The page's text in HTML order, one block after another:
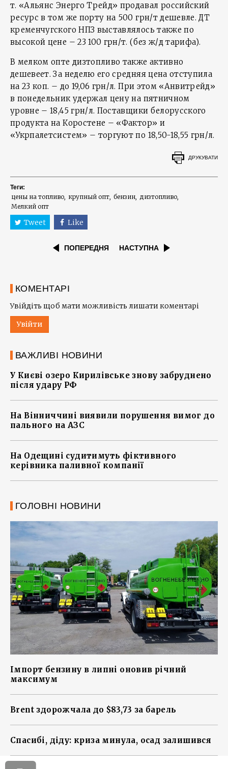
т. «Альянс Энерго Трейд» продавал российский
ресурс в том же порту на 500 грн/т дешевле. ДТ
кременчугского НПЗ выставлялось также по
высокой цене – 23 100 грн/т. (без ж/д тарифа).
В мелком опте дизтопливо также активно
дешевеет. За неделю его средняя цена отступила
на 23 коп. – до 19,06 грн/л. При этом «Анвитрейд»
в понедельник удержал цену на пятничном
уровне – 18,45 грн/л. Поставщики белорусского
продукта на Коростене – «Фактор» и
«Укрпалетсистем» – торгуют по 18,50-18,55 грн/л.
ДРУКУВАТИ
Теги:
цены на топливо крупный опт бензин дизтопливо
Мелкий опт
Tweet Like
ПОПЕРЕДНЯ НАСТУПНА
КОМЕНТАРІ
Увійдіть щоб мати можливість лишати коментарі
Увійти
ВАЖЛИВІ НОВИНИ
У Києві озеро Кирилівське знову забруднено
після удару РФ
На Вінниччині виявили порушення вимог до
пального на АЗС
На Одещині судитимуть фіктивного
керівника паливної компанії
ГОЛОВНІ НОВИНИ
Імпорт бензину в липні оновив річний
максимум
Brent здорожчала до $83,73 за барель
Спасибі, діду: криза минула, осад залишився